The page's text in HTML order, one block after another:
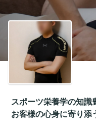
スポーツ栄養学の知識
お客様の心身に寄り添